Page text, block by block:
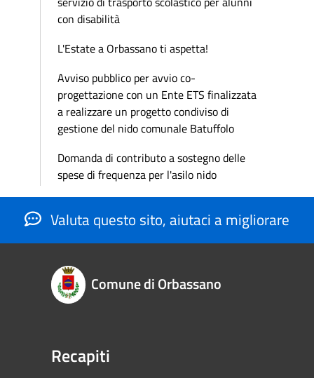
con disabilità
L'Estate a Orbassano ti aspetta!
Avviso pubblico per avvio co-
progettazione con un Ente ETS finalizzata
a realizzare un progetto condiviso di
gestione del nido comunale Batuffolo
Domanda di contributo a sostegno delle
spese di frequenza per l'asilo nido
Valuta questo sito, aiutaci a migliorare
Comune di Orbassano
Recapiti